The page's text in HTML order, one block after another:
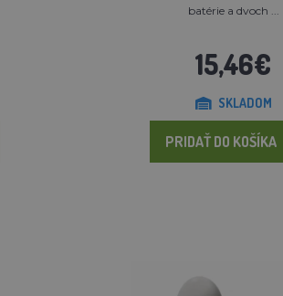
batérie a dvoch ...
15,46€
SKLADOM
PRIDAŤ DO KOŠÍKA